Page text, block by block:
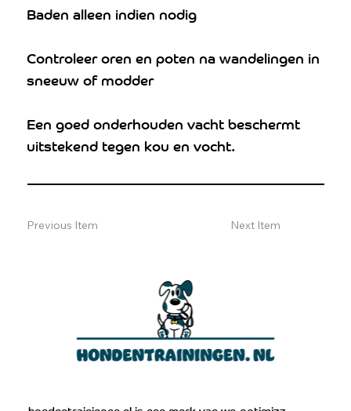
Baden alleen indien nodig
Controleer oren en poten na wandelingen in
sneeuw of modder
Een goed onderhouden vacht beschermt
uitstekend tegen kou en vocht.
Previous Item Next Item